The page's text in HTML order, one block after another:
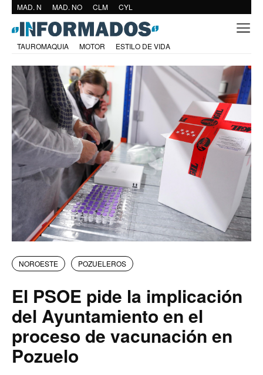
MAD. N MAD. NO CLM CYL
TAUROMAQUIA MOTOR ESTILO DE VIDA
NOROESTE POZUELEROS
El PSOE pide la implicación
del Ayuntamiento en el
proceso de vacunación en
Pozuelo